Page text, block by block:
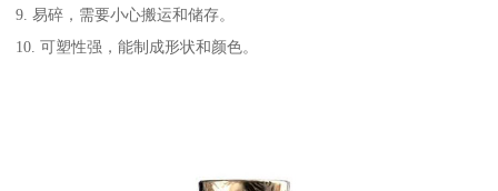
9. 易碎，需要小心搬运和储存。
10. 可塑性强，能制成形状和颜色。